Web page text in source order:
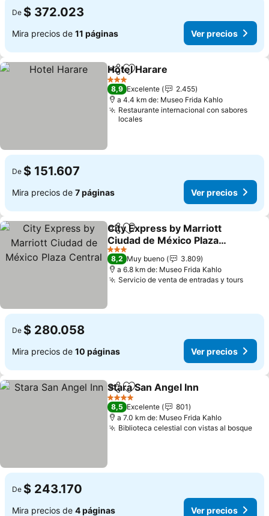
De $ 372.023
Mira precios de 11 páginas Ver precios
CompartirAgregar a favoritos
Hotel Harare
3 Estrellas
8,9 Excelente
2.455
a 4.4 km de: Museo Frida Kahlo
Restaurante internacional con sabores
locales
De $ 151.607
Mira precios de 7 páginas Ver precios
CompartirAgregar a favoritos
City Express by Marriott
Ciudad de México Plaza
Central
Ver precios
3 Estrellas
8,2 Muy bueno
3.809
a 6.8 km de: Museo Frida Kahlo
Servicio de venta de entradas y toursVer
De $ 280.058
Mira precios de 10 páginas Ver precios
CompartirAgregar a favoritos
Stara San Angel Inn
4 Estrellas
8,5 Excelente
801
a 7.0 km de: Museo Frida Kahlo
Biblioteca celestial con vistas al bosque
De $ 243.170
Mira precios de 4 páginas Ver precios